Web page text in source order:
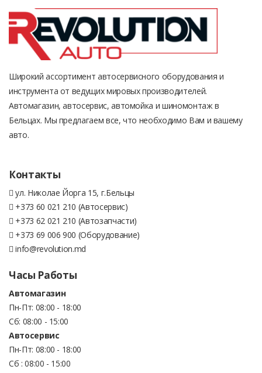
Широкий ассортимент автосервисного оборудования и
инструмента от ведущих мировых производителей.
Автомагазин, автосервис, автомойка и шиномонтаж в
Бельцах. Мы предлагаем все, что необходимо Вам и вашему
авто.
Контакты
ул. Николае Йорга 15, г.Бельцы
+373 60 021 210 (Автосервис)
+373 62 021 210 (Автозапчасти)
+373 69 006 900 (Оборудование)
info@revolution.md
Часы Работы
Автомагазин
Пн-Пт: 08:00 - 18:00
Сб: 08:00 - 15:00
Автосервис
Пн-Пт: 08:00 - 18:00
Сб : 08:00 - 15:00